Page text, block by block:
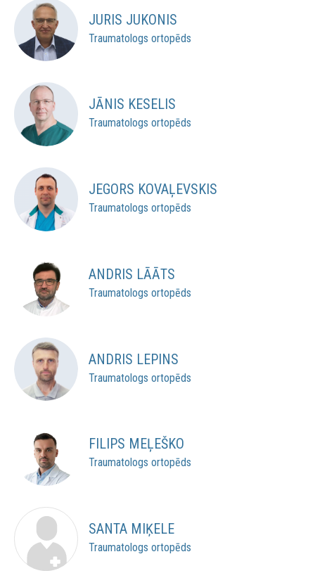
JURIS JUKONIS
Traumatologs ortopēds
JĀNIS KESELIS
Traumatologs ortopēds
JEGORS KOVAĻEVSKIS
Traumatologs ortopēds
ANDRIS LĀĀTS
Traumatologs ortopēds
ANDRIS LEPINS
Traumatologs ortopēds
FILIPS MEĻEŠKO
Traumatologs ortopēds
SANTA MIĶELE
Traumatologs ortopēds